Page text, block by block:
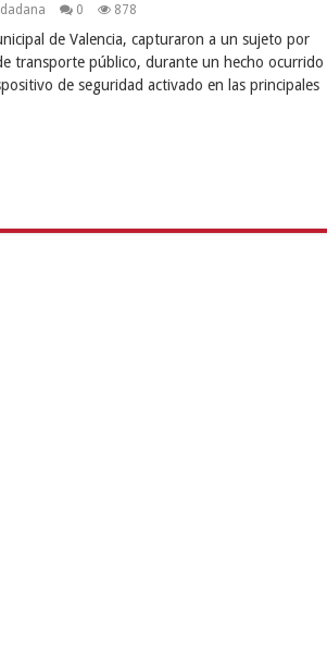
0 878
de Valencia, capturaron a un sujeto por
transporte público, durante un hecho ocurrido
de seguridad activado en las principales